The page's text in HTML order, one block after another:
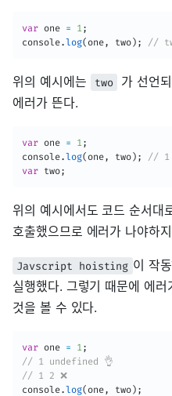
var one = 1 ;
console.log( one, two) ; //
위의 예시에는 two
가 선언
에러가 뜬다.
var one = 1 ;
console.log( one, two) ;
// 1
var two;
위의 예시에서도 코드 순서대
호출했으므로 에러가 나야하
Javscript hoisting 이 작
실행했다. 그렇기 때문에 에러
것을 볼 수 있다.
var one = 1 ;
// 1 undefined 👌
// 1 2 ❌
console.log( one, two) ;